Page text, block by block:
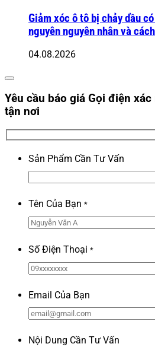
Giảm xóc ô tô bị chảy dầu
nguyên nguyên nhân và
04.08.2026
Yêu cầu báo giá Gọi điện xác
tận nơi
Sản Phẩm Cần Tư Vấn
Tên Của Bạn *
Số Điện Thoại *
Email Của Bạn
Nội Dung Cần Tư Vấn